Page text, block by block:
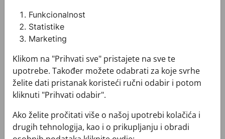
Funkcionalnost
Statistike
Marketing
Klikom na "Prihvati sve" pristajete na sve te
upotrebe. Također možete odabrati za koje svrhe
želite dati pristanak koristeći ručni odabir i potom
kliknuti "Prihvati odabir".
Ako želite pročitati više o našoj upotrebi kolačića i
drugih tehnologija, kao i o prikupljanju i obradi